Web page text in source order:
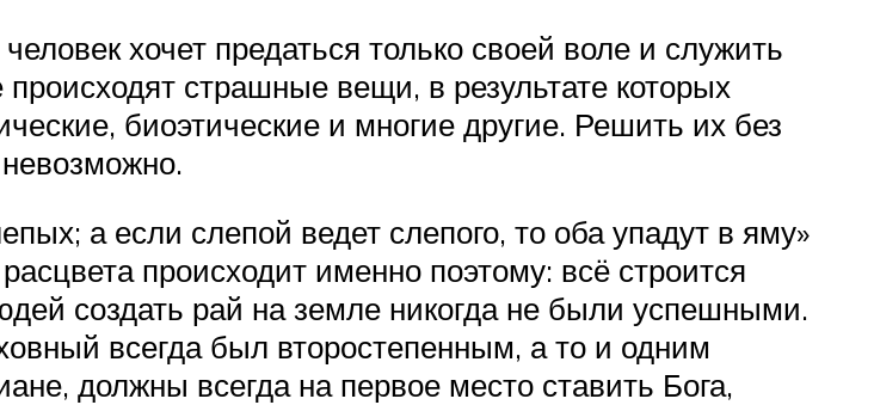
хочет предаться только своей воле и служить
страшные вещи, в результате которых
биоэтические и многие другие. Решить их без
а если слепой ведет слепого, то оба упадут в яму»
происходит именно поэтому: всё строится
создать рай на земле никогда не были успешными.
всегда был второстепенным, а то и одним
должны всегда на первое место ставить Бога,